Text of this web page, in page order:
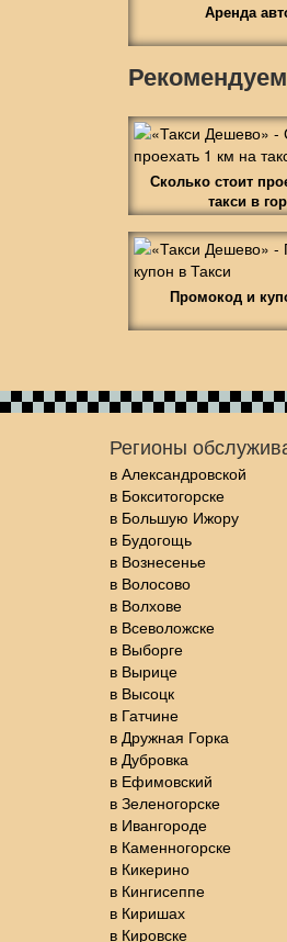
Аренда
Сколько стоит
такси в
Промокод и
Регионы
в Александровской
в Бокситогорске
в Большую Ижору
в Будогощь
в Вознесенье
в Волосово
в Волхове
в Всеволожске
в Выборге
в Вырице
в Высоцк
в Гатчине
в Дружная Горка
в Дубровка
в Ефимовский
в Зеленогорске
в Ивангороде
в Каменногорске
в Кикерино
в Кингисеппе
в Киришах
в Кировске